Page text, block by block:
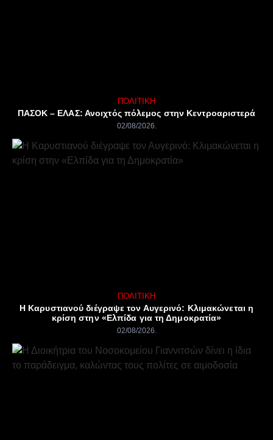
ΠΟΛΙΤΙΚΉ
ΠΑΣΟΚ – ΕΛΑΣ: Ανοιχτός πόλεμος στην Κεντροαριστερά
02/08/2026
ΠΟΛΙΤΙΚΉ
Η Καρυστιανού διέγραψε τον Αυγερινό: Κλιμακώνεται η
κρίση στην «Ελπίδα για τη Δημοκρατία»
02/08/2026